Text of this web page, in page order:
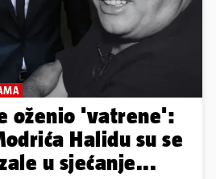
oženio 'vatrene':
Halidu su se
u sjećanje...